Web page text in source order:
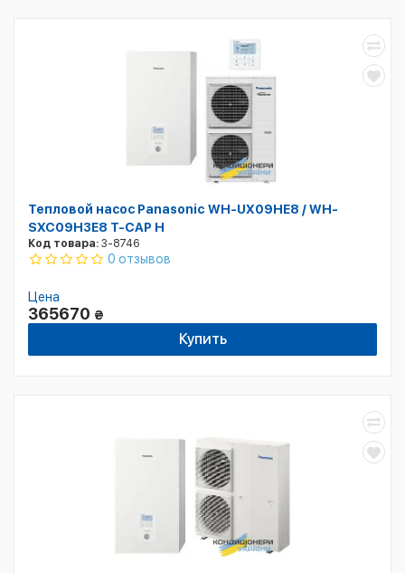
Тепловой насос Panasonic WH-UX09HE8 / WH-
SXC09H3E8 T-CAP H
Код товара: 3-8746
0 отзывов
Цена
365670 ₴
Купить